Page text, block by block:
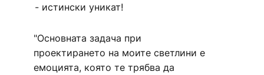
- истински уникат!
"Основната задача при
проектирането на моите светлини е
емоцията, която те трябва да